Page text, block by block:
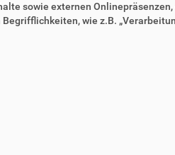
sowie externen
wie z.B.